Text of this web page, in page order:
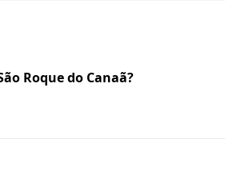
Roque do Canaã?